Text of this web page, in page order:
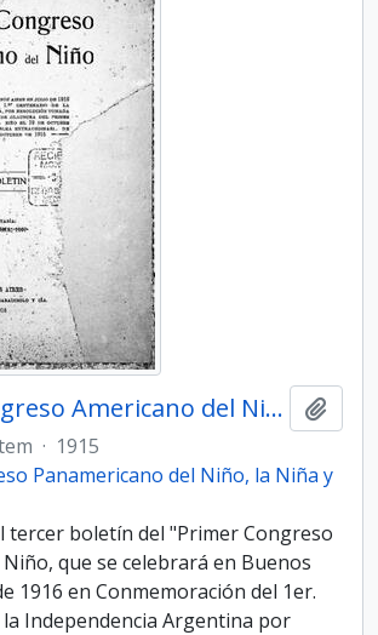
Primer Congreso Americano del Niño. 3er Boletín
· 1915
Panamericano del Niño, la Niña y
tercer boletín del "Primer Congreso
que se celebrará en Buenos
1916 en Conmemoración del 1er.
Independencia Argentina por